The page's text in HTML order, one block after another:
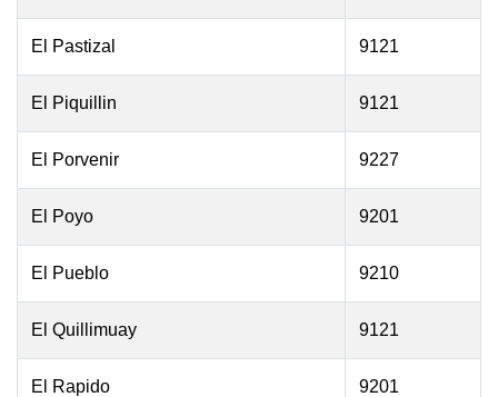
El Pastizal 9121
El Piquillin 9121
El Porvenir 9227
El Poyo 9201
El Pueblo 9210
El Quillimuay 9121
El Rapido 9201